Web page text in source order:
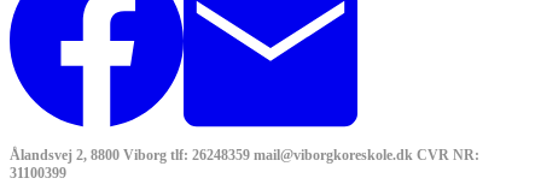
Ålandsvej 2, 8800 Viborg tlf: 26248359 mail@viborgkoreskole.dk CVR NR:
31100399